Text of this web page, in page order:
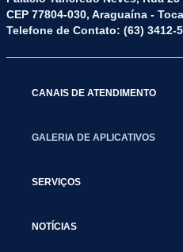
CEP 77804-030, Araguaína -
Telefone de Contato: (63) 3412-
CANAIS DE ATENDIMENTO
GALERIA DE APLICATIVOS
SERVIÇOS
NOTÍCIAS